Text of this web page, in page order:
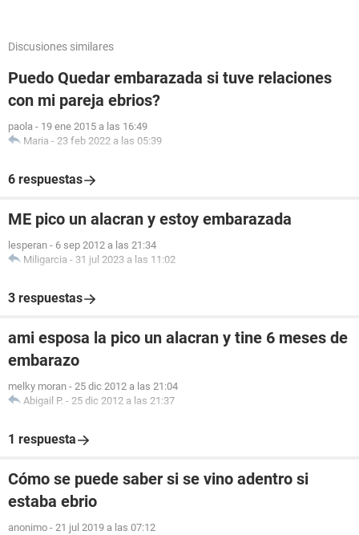
Discusiones similares
Puedo Quedar embarazada si tuve relaciones
con mi pareja ebrios?
paola - 19 ene 2015 a las 16:49
Maria - 23 feb 2022 a las 05:39
6 respuestas
ME pico un alacran y estoy embarazada
lesperan - 6 sep 2012 a las 21:34
Miligarcia - 31 jul 2023 a las 11:02
3 respuestas
ami esposa la pico un alacran y tine 6 meses de
embarazo
melky moran - 25 dic 2012 a las 21:04
Abigail P. - 25 dic 2012 a las 21:37
1 respuesta
Cómo se puede saber si se vino adentro si
estaba ebrio
anonimo - 21 jul 2019 a las 07:12